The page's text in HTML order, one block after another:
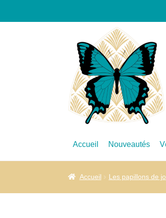
Accueil Nouveautés
Accueil Les papillons de